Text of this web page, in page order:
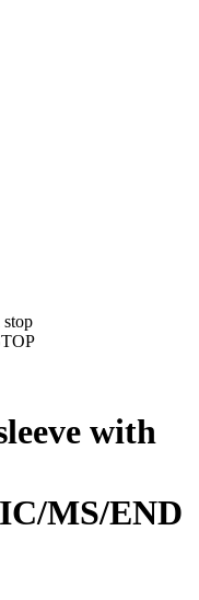
with
MS/END